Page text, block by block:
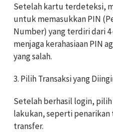
Setelah kartu terdeteksi,
untuk memasukkan PIN
Number) yang terdiri dari
menjaga kerahasiaan PIN
yang salah.
3. Pilih Transaksi yang
Setelah berhasil login,
lakukan, seperti penarikan
transfer.